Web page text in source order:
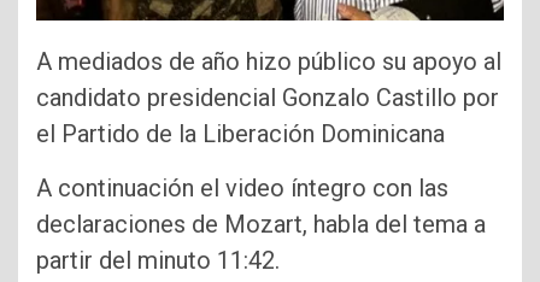
A mediados de año hizo público su apoyo al
candidato presidencial Gonzalo Castillo por
el Partido de la Liberación Dominicana
A continuación el video íntegro con las
declaraciones de Mozart, habla del tema a
partir del minuto 11:42.